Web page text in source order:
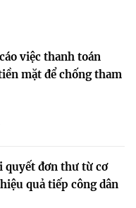
việc thanh toán
mặt để chống tham
quyết đơn thư từ cơ
quả tiếp công dân